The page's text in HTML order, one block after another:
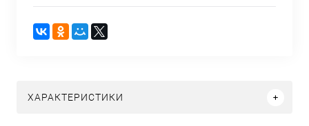
ХАРАКТЕРИСТИКИ